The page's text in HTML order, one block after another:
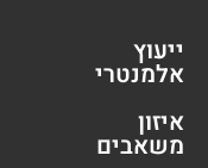
ייעוץ
אלמנטרי
איזון
משאבים